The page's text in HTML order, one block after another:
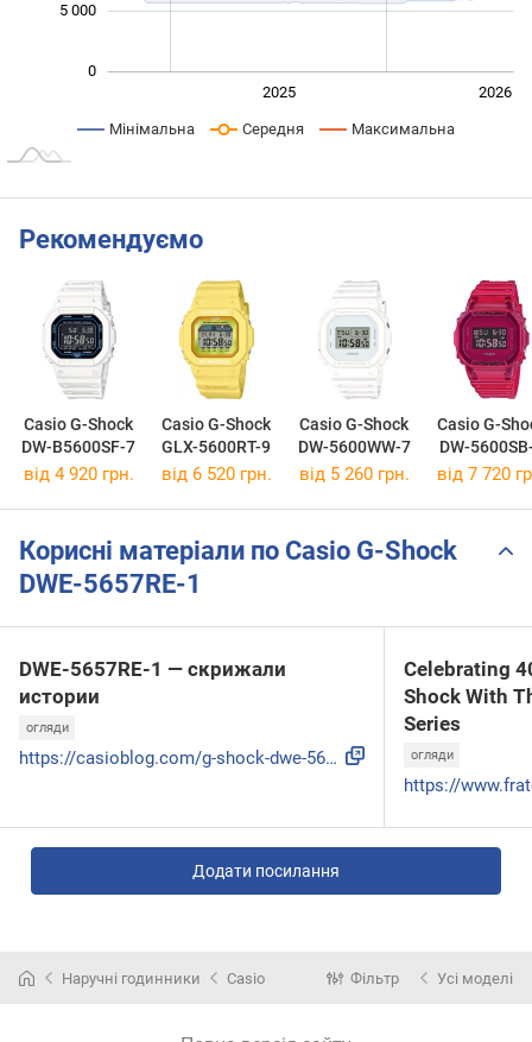
0
5 000
2025 2026
Мінімальна Середня Максимальна
Рекомендуємо
Casio G-Shock
DW-B5600SF-7
Casio G-Shock
GLX-5600RT-9
Casio G-Shock
DW-5600WW-7
Casio G-
DW-
від 4 920 грн. від 6 520 грн. від 5 260 грн. від 7 720
Корисні матеріали по Casio G-Shock
DWE-5657RE-1
DWE-5657RE-1 — скрижали
истории
огляди
https://casioblog.com/g-shock-dwe-5657re-1-review
Celebrating
Shock With
Series
огляди
Додати посилання
Наручні годинники Casio Фільтр Усі моделі